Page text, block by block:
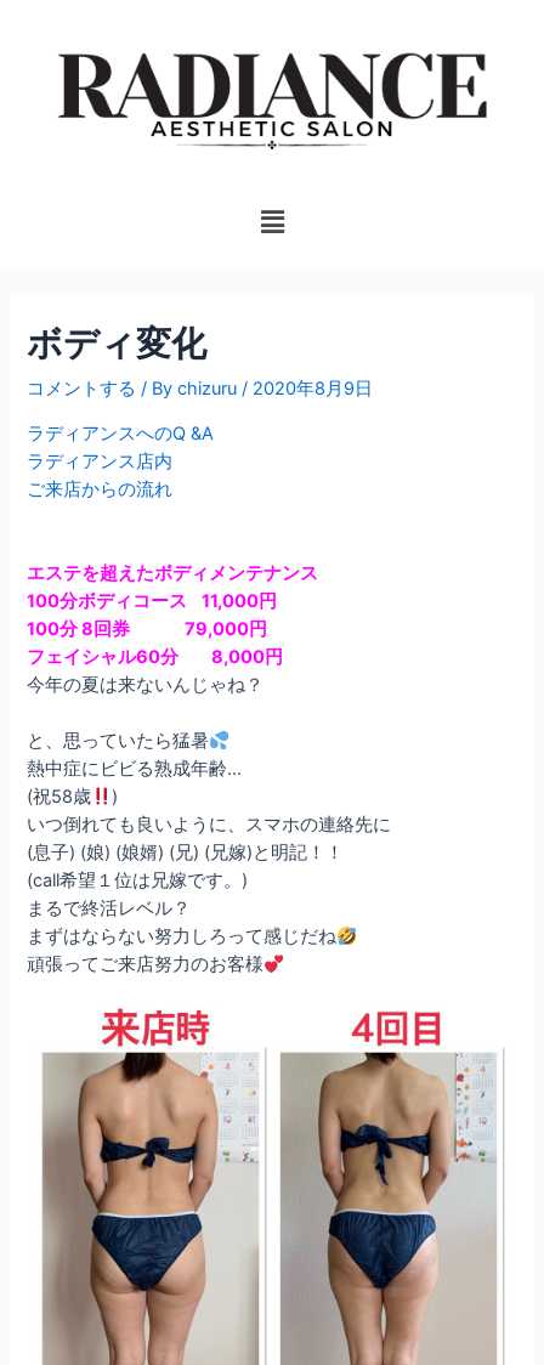
Menu
ボディ変化
コメントする / Bychizuru/ 2020年8月9日
ラディアンスへのQ &A
ラディアンス店内
ご来店からの流れ
エステを超えたボディメンテナンス
100分ボディコース 11,000円
100分 8回券 79,000円
フェイシャル60分 8,000円
今年の夏は来ないんじゃね？
と、思っていたら猛暑
熱中症にビビる熟成年齢…
(祝58歳
)
いつ倒れても良いように、スマホの連絡先に
(息子) (娘) (娘婿) (兄) (兄嫁)と明記！！
(call希望１位は兄嫁です。)
まるで終活レベル？
まずはならない努力しろって感じだね
頑張ってご来店努力のお客様
ビ
ゲ